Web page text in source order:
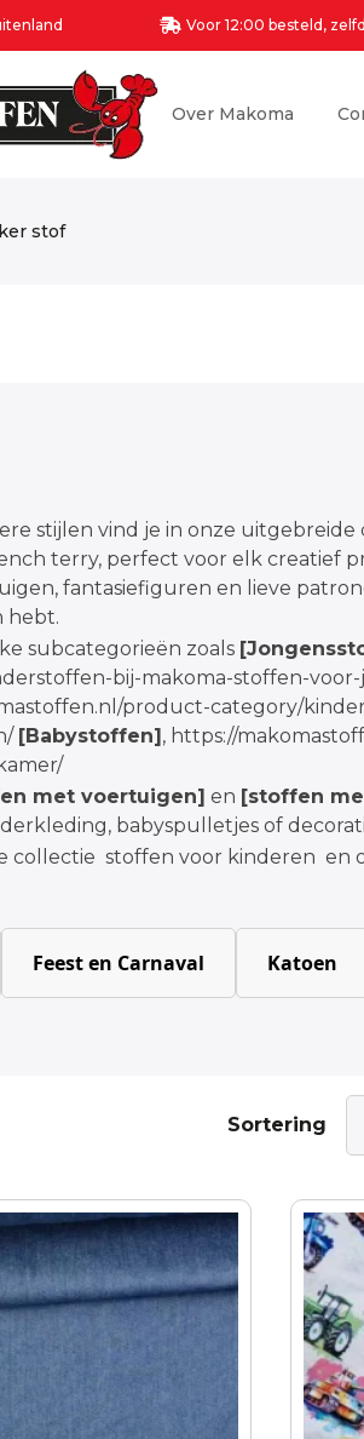
Voor 12:00 besteld,
Over Makoma
stof
stijlen vind je in onze
terry, perfect voor elk creatief
fantasiefiguren en lieve
hebt.
subcategorieën zoals
bij-makoma-stoffen-voor-
product-category/
[Babystoffen], https://
met voertuigen] en [stoffen
babyspulletjes of
collectie stoffen voor kinderen en
Feest en Carnaval Katoen
Sortering